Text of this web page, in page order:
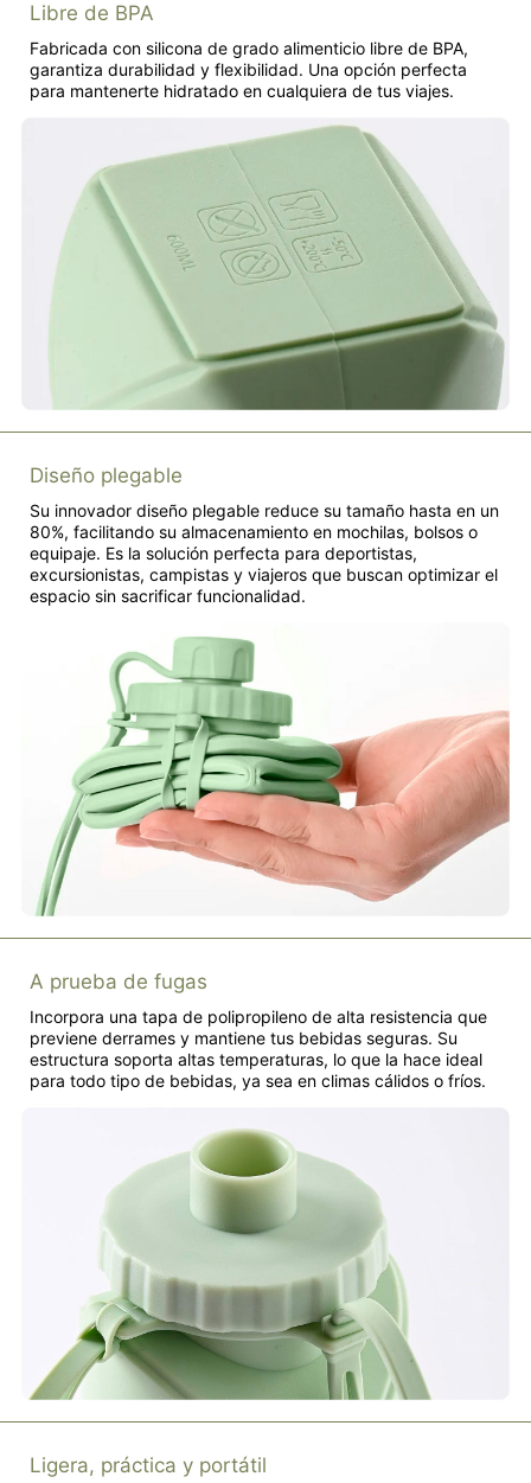
Libre de BPA
Fabricada con silicona de grado alimenticio libre de BPA,
garantiza durabilidad y flexibilidad. Una opción perfecta
para mantenerte hidratado en cualquiera de tus viajes.
Diseño plegable
Su innovador diseño plegable reduce su tamaño hasta en un
80%, facilitando su almacenamiento en mochilas, bolsos o
equipaje. Es la solución perfecta para deportistas,
excursionistas, campistas y viajeros que buscan optimizar el
espacio sin sacrificar funcionalidad.
A prueba de fugas
Incorpora una tapa de polipropileno de alta resistencia que
previene derrames y mantiene tus bebidas seguras. Su
estructura soporta altas temperaturas, lo que la hace ideal
para todo tipo de bebidas, ya sea en climas cálidos o fríos.
Ligera, práctica y portátil